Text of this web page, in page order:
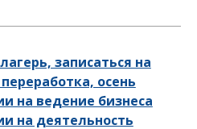
записаться на
осень
на ведение бизнеса
на деятельность